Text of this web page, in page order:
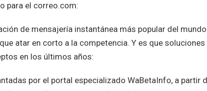
para el correo.com:
de mensajería instantánea más popular del mundo
atar en corto a la competencia. Y es que soluciones
en los últimos años:
por el portal especializado WaBetaInfo, a partir